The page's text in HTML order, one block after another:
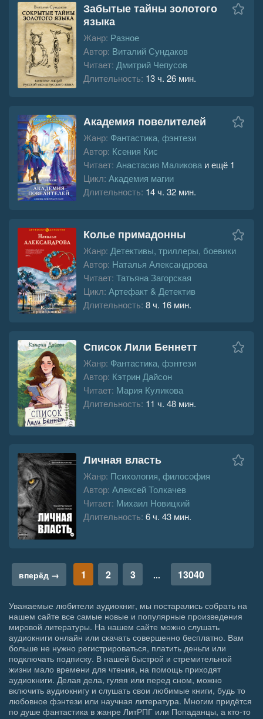
Забытые тайны золотого
языка
Жанр: Разное
Автор: Виталий Сундаков
Читает: Дмитрий Чепусов
Длительность: 13 ч. 26 мин.
Академия повелителей
Жанр: Фантастика, фэнтези
Автор: Ксения Кис
Читает: Анастасия Маликова и ещё 1
Цикл: Академия магии
Длительность: 14 ч. 32 мин.
Колье примадонны
Жанр: Детективы, триллеры, боевики
Автор: Наталья Александрова
Читает: Татьяна Загорская
Цикл: Артефакт & Детектив
Длительность: 8 ч. 16 мин.
Список Лили Беннетт
Жанр: Фантастика, фэнтези
Автор: Кэтрин Дайсон
Читает: Мария Куликова
Длительность: 11 ч. 48 мин.
Личная власть
Жанр: Психология, философия
Автор: Алексей Толкачев
Читает: Михаил Новицкий
Длительность: 6 ч. 43 мин.
вперёд → 1 2 3 ... 13040
Уважаемые любители аудиокниг, мы постарались собрать на
нашем сайте все самые новые и популярные произведения
мировой литературы. На нашем сайте можно слушать
аудиокниги онлайн или скачать совершенно бесплатно. Вам
больше не нужно регистрироваться, платить деньги или
подключать подписку. В нашей быстрой и стремительной
жизни мало времени для чтения, на помощь приходят
аудиокниги. Делая дела, гуляя или перед сном, можно
включить аудиокнигу и слушать свои любимые книги, будь то
любовное фэнтези или научная литература. Многим придётся
по душе фантастика в жанре ЛитРПГ или Попаданцы, а кто-то